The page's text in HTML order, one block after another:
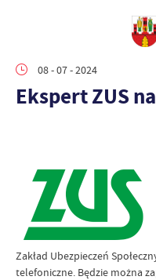
08 - 07 - 2024
Ekspert ZUS
Zakład Ubezpieczeń
telefoniczne. Będzie można